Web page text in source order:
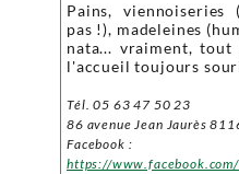
Pains, viennoiseries
pas !), madeleines
nata... vraiment,
l'accueil toujours
Tél. 05 63 47 50 23
86 avenue Jean Jaurès
Facebook :
https://